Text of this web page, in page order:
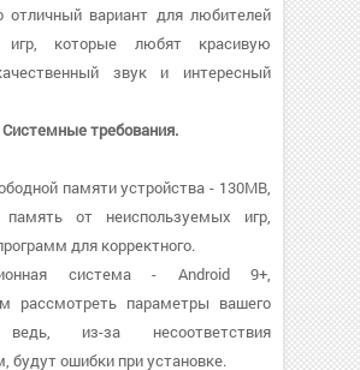
отличный вариант для любителей
игр, которые любят красивую
звук и интересный
Системные требования.
памяти устройства - 130MB,
память от неиспользуемых игр,
для корректного.
система - Android 9+,
рассмотреть параметры вашего
из-за несоответствия
будут ошибки при установке.